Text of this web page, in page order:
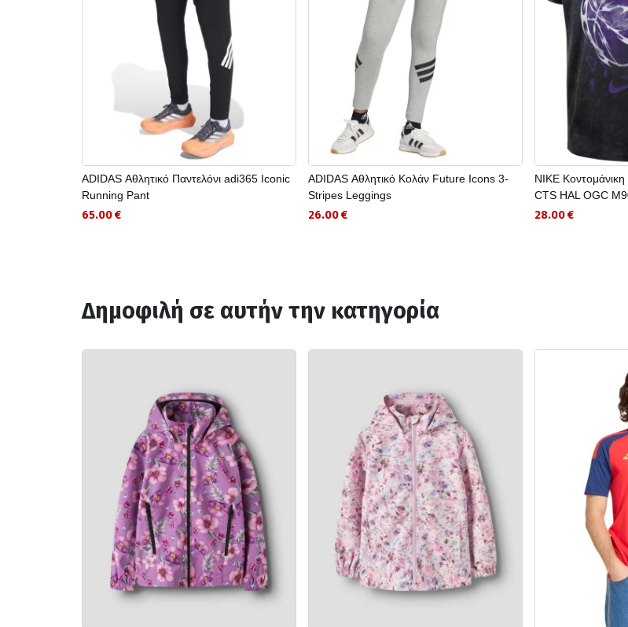
ADIDAS Αθλητικό Παντελόνι adi365 Iconic
Running Pant
65.00 €
ADIDAS Αθλητικό Κολάν Future Icons 3-
Stripes Leggings
26.00 €
NIKE
CTS HAL OGC
28.00 €
Δημοφιλή σε αυτήν την κατηγορία